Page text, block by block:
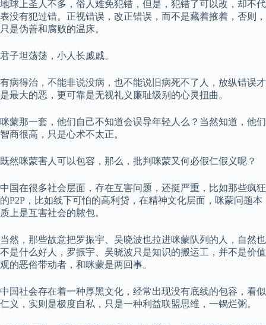
地球上圣人不多，俗人难免犯错，但是，犯错了可以改，却不代
表没有犯过错。正视错误，改正错误，而不是藏着掖着，否则，
只是伪善和腐败的温床。
君子坦荡荡，小人长戚戚。
有病得治，不能非说没病，也不能说旧病死不了人，放纵错误才
是最大的恶，更可靠是无视礼义廉耻级别的心灵扭曲。
咪蒙那一套，他们自己不知道会误导年轻人么？当然知道，他们
智商很高，只是心术不太正。
既然咪蒙害人可以包容，那么，批判咪蒙又何必假仁假义呢？
中国在很多社会层面，存在互害问题，还挺严重，比如那些疯狂
的P2P，比如线下可怕的高利贷，在精神文化层面，咪蒙问题本
质上是互害社会的脓包。
当然，那些故意把罗振宇、吴晓波也拉进咪蒙队列的人，自然也
不是什么好人，罗振宇、吴晓波只是知识的搬运工，并不是价值
观的恶俗带动者，和咪蒙是两回事。
中国社会存在着一种厚黑文化，经常出现没有底线的包容，看似
仁义，实则是极度自私，只是一种利益联盟思维，一锅烂粥。